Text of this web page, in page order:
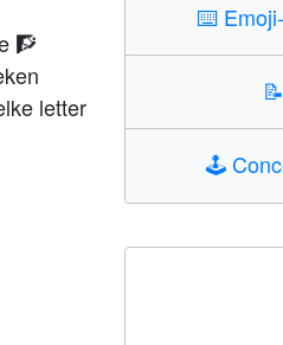
🧗
letter
⌨️
📝
🕹️